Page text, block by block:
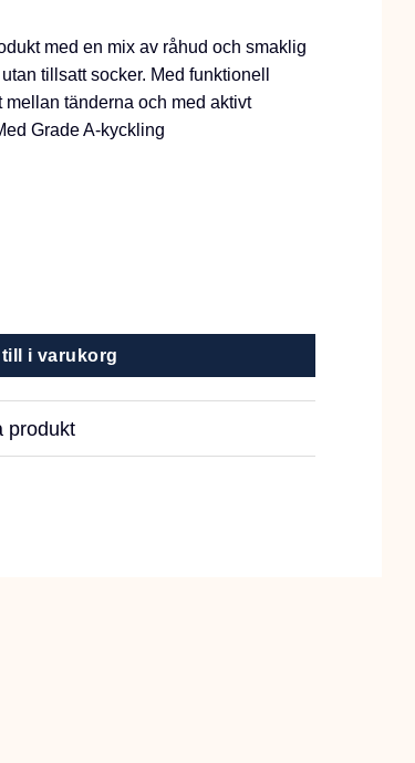
med en mix av råhud och smaklig
tillsatt socker. Med funktionell
tänderna och med aktivt
Grade A-kyckling
pack mängd
till i varukorg
produkt